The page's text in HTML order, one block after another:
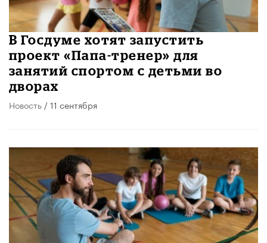
В Госдуме хотят запустить
проект «Папа-тренер» для
занятий спортом с детьми во
дворах
Новость / 11 сентября